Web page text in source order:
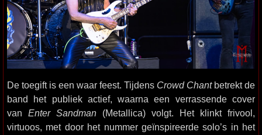
De toegift is een waar feest. Tijdens Crowd Chantbetrekt de
band het publiek actief, waarna een verrassende cover
van Enter Sandman (Metallica) volgt. Het klinkt frivool,
virtuoos, met door het nummer geïnspireerde solo’s in het